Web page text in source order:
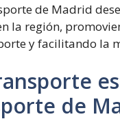
de Madrid
la región,
y facilitando la
de